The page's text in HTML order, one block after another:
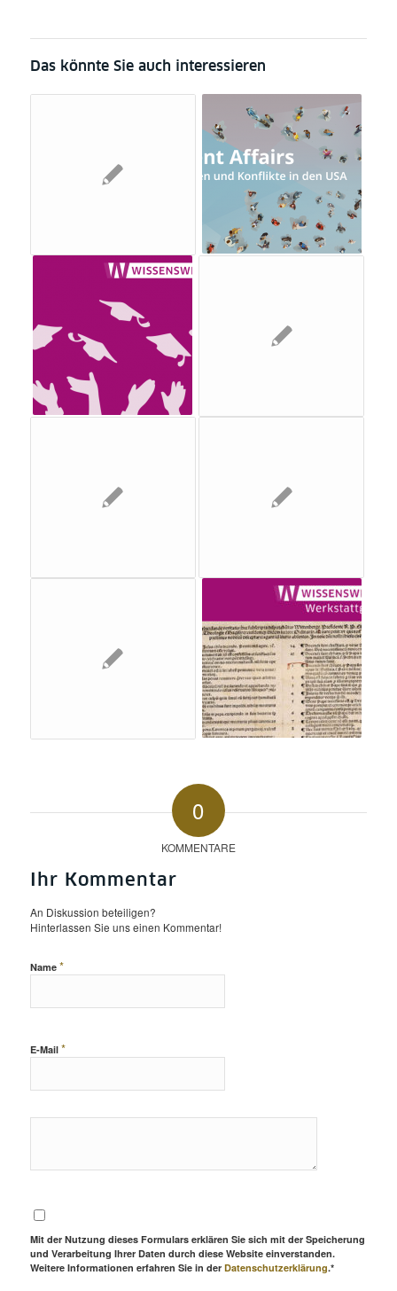
Das könnte Sie auch interessieren
0
KOMMENTARE
Ihr Kommentar
An Diskussion beteiligen?
Hinterlassen Sie uns einen Kommentar!
Name *
E-Mail *
Mit der Nutzung dieses Formulars erklären Sie sich mit der Speicherung
und Verarbeitung Ihrer Daten durch diese Website einverstanden.
Weitere Informationen erfahren Sie in der Datenschutzerklärung.*